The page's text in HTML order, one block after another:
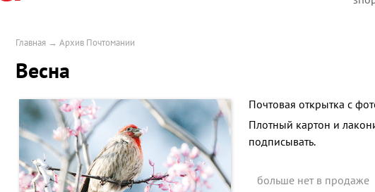
Главная → Архив Почтомании
Весна
Почтовая открытка с
Плотный картон и
подписывать.
больше нет в продаже